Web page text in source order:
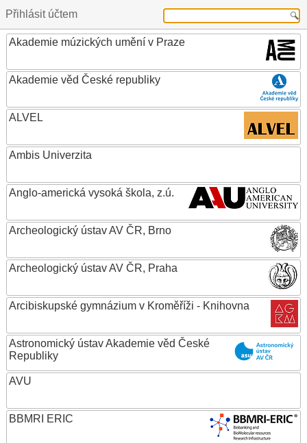
Přihlásit účtem
Akademie múzických umění v Praze
Akademie věd České republiky
ALVEL
Ambis Univerzita
Anglo-americká vysoká škola, z.ú.
Archeologický ústav AV ČR, Brno
Archeologický ústav AV ČR, Praha
Arcibiskupské gymnázium v Kroměříži - Knihovna
Astronomický ústav Akademie věd České
Republiky
AVU
BBMRI ERIC